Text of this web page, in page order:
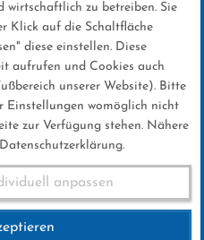
Planica
wirtschaftlich zu betreiben. Sie
Klick auf die Schaltfläche
diese einstellen. Diese
aufrufen und Cookies auch
unserer Website). Bitte
Einstellungen womöglich nicht
zur Verfügung stehen. Nähere
anpassen